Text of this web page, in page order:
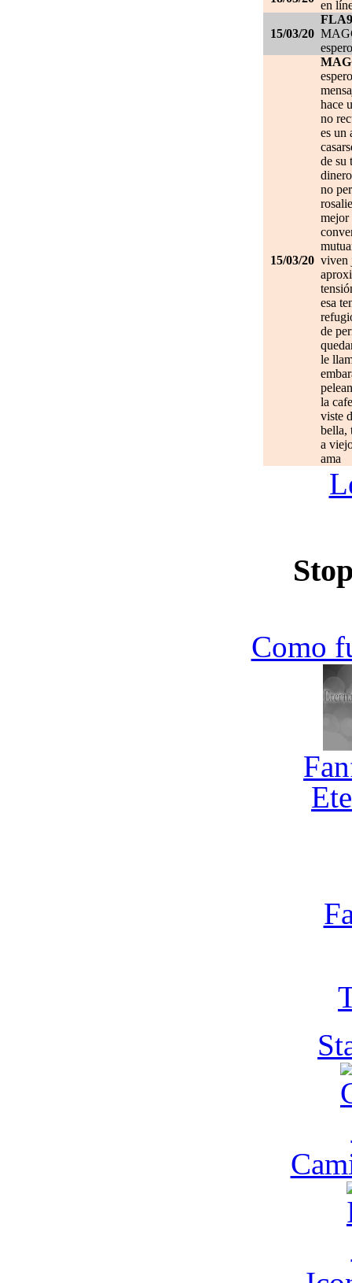
en
15/03/20
15/03/20
hace
no
es un
de su
no
mejor
viven
esa
de
le
la
viste
bella,
a
ama
Como